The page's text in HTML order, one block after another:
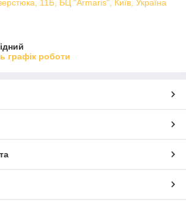
11Б, БЦ "Armaris", Київ, Україна
графік роботи